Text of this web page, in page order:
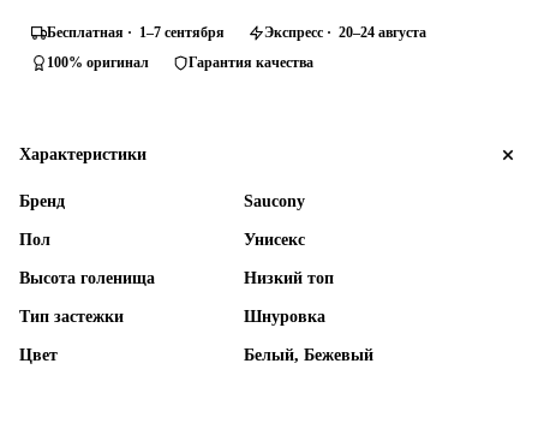
Бесплатная · 1–7 сентября
Экспресс · 20–24 августа
100% оригинал
Гарантия качества
Характеристики
Бренд Saucony
Пол Унисекс
Высота голенища Низкий топ
Тип застежки Шнуровка
Цвет Белый, Бежевый